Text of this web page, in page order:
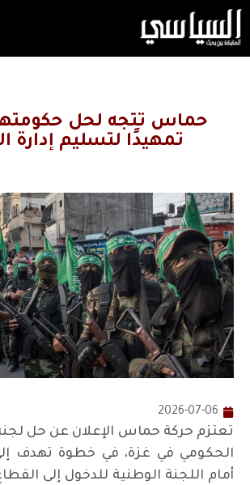
حماس تتجه لحل
تمهيدًا لتسليم إدارة
2026-07-06
تعتزم حركة حماس الإعلان عن حل
الحكومي في غزة، في خطوة تهدف إلى
أمام اللجنة الوطنية للدخول إلى